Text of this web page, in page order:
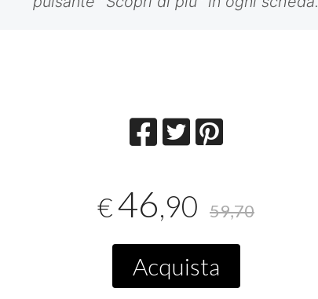
€46,90 59,70
Acquista